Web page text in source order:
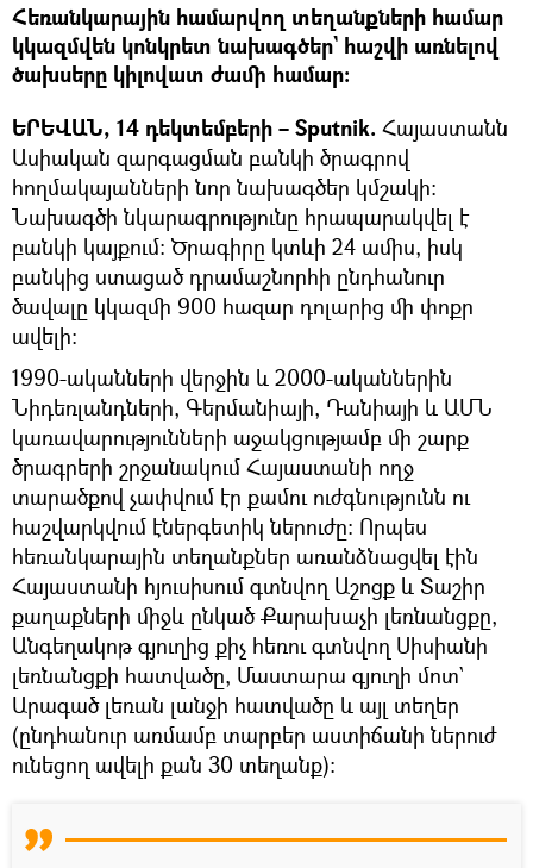
Հեռանկարային համարվող տեղանքների համար
կկազմվեն կոնկրետ նախագծեր` հաշվի առնելով
ծախսերը կիլովատ ժամի համար։
ԵՐԵՎԱՆ, 14 դեկտեմբերի – Sputnik. Հայաստանն
Ասիական զարգացման բանկի ծրագրով
հողմակայանների նոր նախագծեր կմշակի։
Նախագծի նկարագրությունը հրապարակվել է
բանկի կայքում։ Ծրագիրը կտևի 24 ամիս, իսկ
բանկից ստացած դրամաշնորհի ընդհանուր
ծավալը կկազմի 900 հազար դոլարից մի փոքր
ավելի։
1990-ականների վերջին և 2000-ականներին
Նիդեռլանդների, Գերմանիայի, Դանիայի և ԱՄՆ
կառավարությունների աջակցությամբ մի շարք
ծրագրերի շրջանակում Հայաստանի ողջ
տարածքով չափվում էր քամու ուժգնությունն ու
հաշվարկվում էներգետիկ ներուժը։ Որպես
հեռանկարային տեղանքներ առանձնացվել էին
Հայաստանի հյուսիսում գտնվող Աշոցք և Տաշիր
քաղաքների միջև ընկած Քարախաչի լեռնանցքը,
Անգեղակոթ գյուղից քիչ հեռու գտնվող Սիսիանի
լեռնանցքի հատվածը, Մաստարա գյուղի մոտ`
Արագած լեռան լանջի հատվածը և այլ տեղեր
(ընդհանուր առմամբ տարբեր աստիճանի ներուժ
ունեցող ավելի քան 30 տեղանք)։